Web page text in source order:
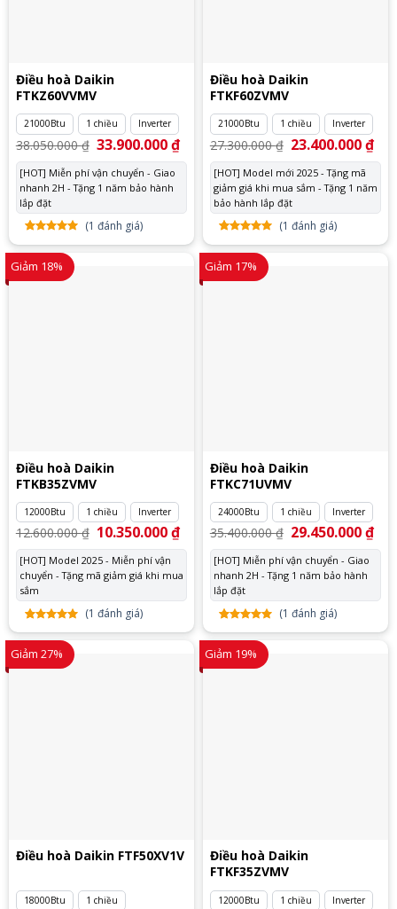
Điều hoà Daikin
FTKZ60VVMV
21000Btu 1 chiều Inverter
38.050.000₫ Giá
gốc
là:
38.050.000 ₫.
33.900.000₫Giá
tại
33.900.000 ₫.
[HOT] Miễn phí vận chuyển - Giao
nhanh 2H - Tặng 1 năm bảo hành
lắp đặt
5.00trên
5 dựa
trên
1
đánh
(1 đánh giá)
Điều hoà Daikin
FTKF60ZVMV
21000Btu 1 chiều Inverter
27.300.000₫ Giá
gốc
là:
27.300.000 ₫.
23.400.000₫Giá
tại
[HOT] Model mới 2025 - Tặng mã
giảm giá khi mua sắm - Tặng 1 năm
bảo hành lắp đặt
5.00trên
5 dựa
trên
1
đánh
(1 đánh giá)
Giảm 18%
Điều hoà Daikin
FTKB35ZVMV
12000Btu 1 chiều Inverter
12.600.000₫ Giá
gốc
là:
12.600.000 ₫.
10.350.000₫Giá
tại
10.350.000 ₫.
[HOT] Model 2025 - Miễn phí vận
chuyển - Tặng mã giảm giá khi mua
sắm
5.00trên
5 dựa
1
đánh
(1 đánh giá)
Giảm 17%
Điều hoà Daikin
FTKC71UVMV
24000Btu 1 chiều Inverter
35.400.000₫ Giá
gốc
là:
35.400.000 ₫.
29.450.000₫Giá
tại
[HOT] Miễn phí vận chuyển - Giao
nhanh 2H - Tặng 1 năm bảo hành
lắp đặt
5.00trên
5 dựa
1
đánh
(1 đánh giá)
Giảm 27%
Điều hoà Daikin FTF50XV1V
18000Btu 1 chiều
Giảm 19%
Điều hoà Daikin
FTKF35ZVMV
12000Btu 1 chiều Inverter